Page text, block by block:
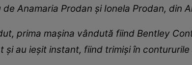
Anamaria Prodan și Ionela Prodan, din
prima mașina vândută fiind Bentley
au ieșit instant, fiind trimiși în contururile